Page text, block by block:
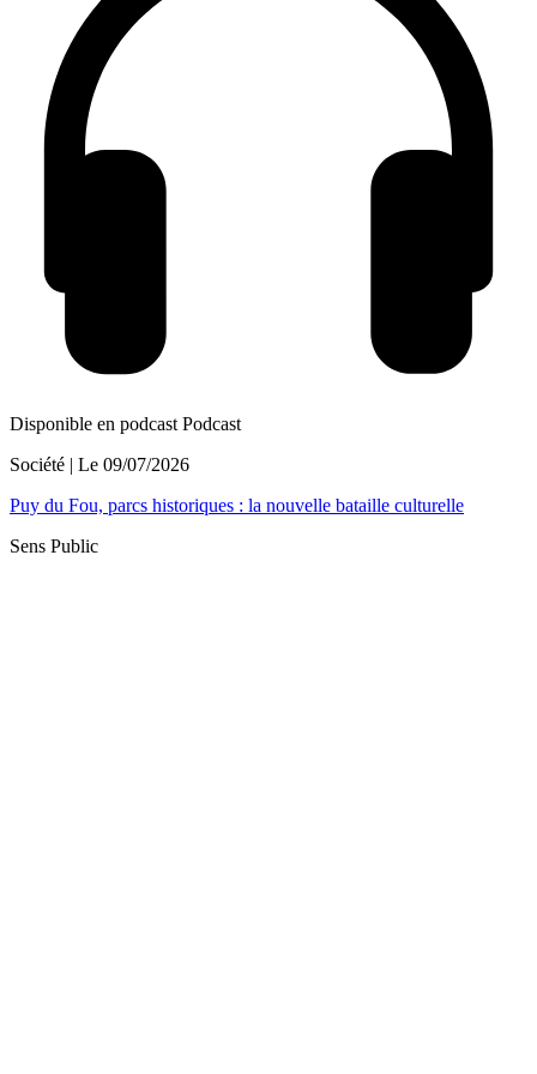
Disponible en podcast Podcast
Société | Le 09/07/2026
Puy du Fou, parcs historiques : la nouvelle bataille culturelle
Sens Public